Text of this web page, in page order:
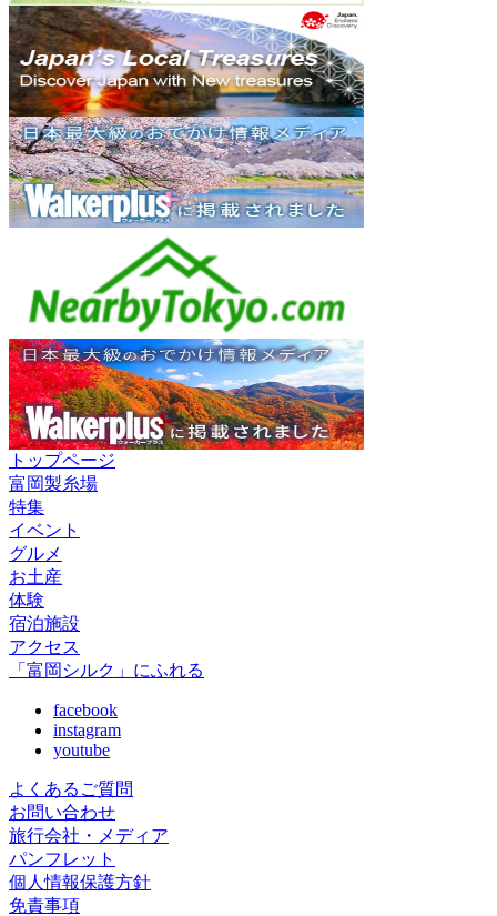
トップページ
富岡製糸場
特集
イベント
グルメ
お土産
体験
宿泊施設
アクセス
「富岡シルク」にふれる
facebook
instagram
youtube
よくあるご質問
お問い合わせ
旅行会社・メディア
パンフレット
個人情報保護方針
免責事項